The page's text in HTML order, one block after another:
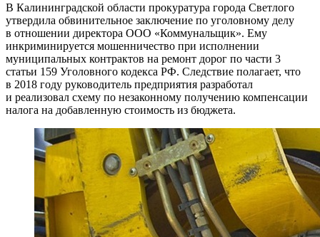
В Калининградской области прокуратура города Светлого
утвердила обвинительное заключение по уголовному делу
в отношении директора ООО «Коммунальщик». Ему
инкриминируется мошенничество при исполнении
муниципальных контрактов на ремонт дорог по части 3
статьи 159 Уголовного кодекса РФ. Следствие полагает, что
в 2018 году руководитель предприятия разработал
и реализовал схему по незаконному получению компенсации
налога на добавленную стоимость из бюджета.